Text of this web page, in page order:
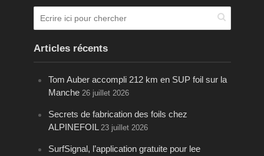
Articles récents
Tom Auber accompli 212 km en SUP foil sur la
Manche 26 juillet 2026
Secrets de fabrication des foils chez
ALPINEFOIL 23 juillet 2026
SurfSignal, l’application gratuite pour lee